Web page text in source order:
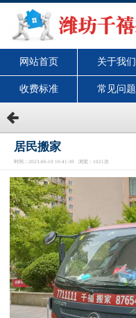
网站首页 关于我们
收费标准 常见问题
居民搬家
时间：2023-06-10 10:41:30 浏览：1021次